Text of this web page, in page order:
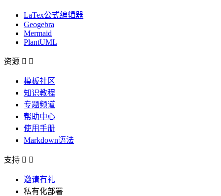
LaTex公式编辑器
Geogebra
Mermaid
PlantUML
资源  
模板社区
知识教程
专题频道
帮助中心
使用手册
Markdown语法
支持  
邀请有礼
私有化部署